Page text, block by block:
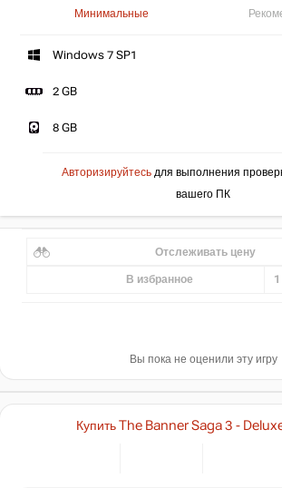
Минимальные
Windows 7 SP1
2 GB
8 GB
Авторизируйтесь для выполнения
вашего ПК
Отслеживать цену
В избранное 1
Вы пока не оценили эту игру
Купить The Banner Saga 3 -